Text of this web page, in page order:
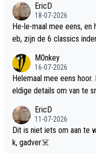
EricD
18-07-2026
He-le-maal mee eens,
eb, zijn de 6 classics
M0nkey
16-07-2026
Helemaal mee eens
eldige details om van te
EricD
11-07-2026
Dit is niet iets om aan te
k, gadver☠️